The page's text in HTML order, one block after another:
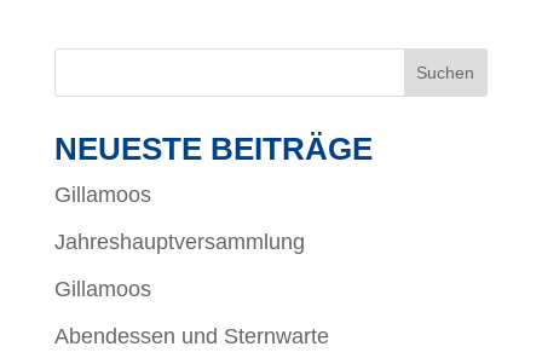
NEUESTE BEITRÄGE
Gillamoos
Jahreshauptversammlung
Gillamoos
Abendessen und Sternwarte